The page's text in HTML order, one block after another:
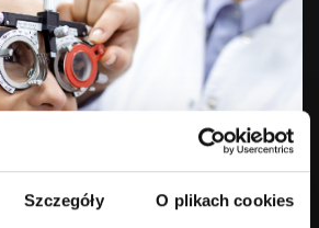
Szczegóły O plikach cookies